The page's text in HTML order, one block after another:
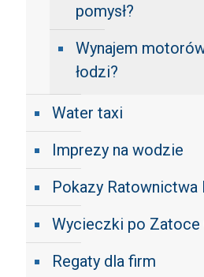
pomysł?
Wynajem
łodzi?
Water taxi
Imprezy na wodzie
Pokazy
Wycieczki po Zatoce
Regaty dla firm